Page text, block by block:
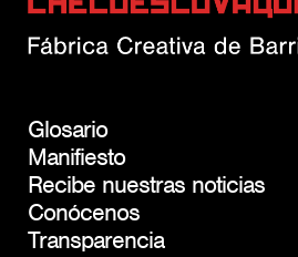
Glosario
Manifiesto
Recibe nuestras noticias
Conócenos
Transparencia